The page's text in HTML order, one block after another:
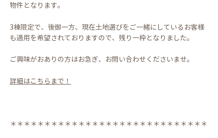
物件となります。
3棟限定で、後御一方、現在土地選びをご一緒にしているお客様
も適用を希望されておりますので、残り一枠となりました。
ご興味がおありの方はお急ぎ、お問い合わせくださいませ。
詳細はこちらまで！
＊＊＊＊＊＊＊＊＊＊＊＊＊＊＊＊＊＊＊＊＊＊＊＊＊＊＊＊＊